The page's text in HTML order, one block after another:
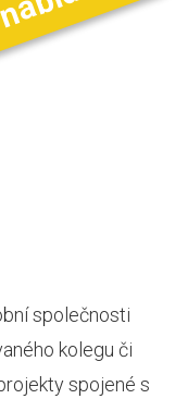
společnosti
kolegu či
spojené s